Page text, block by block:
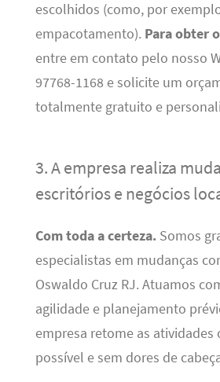
escolhidos (como, por
empacotamento). Para obter
entre em contato pelo nosso
97768-1168 e solicite um
totalmente gratuito e
3. A empresa realiza
escritórios e negócios
Com toda a certeza.Somos
especialistas em mudanças
Oswaldo Cruz RJ. Atuamos
agilidade e planejamento
empresa retome as atividades
possível e sem dores de